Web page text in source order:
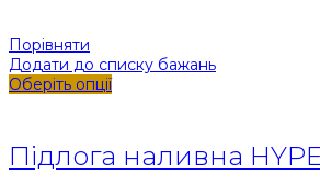
Порівняти
Додати до списку бажань
Оберіть опції
Підлога наливна